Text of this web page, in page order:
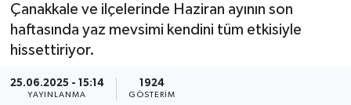
Çanakkale ve ilçelerinde Haziran ayının son
haftasında yaz mevsimi kendini tüm etkisiyle
hissettiriyor.
25.06.2025 - 15:14
YAYINLANMA
1924
GÖSTERIM
Magazin
Haber Arşivi